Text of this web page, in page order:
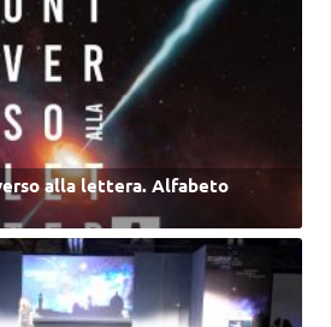
alla lettera. Alfabeto